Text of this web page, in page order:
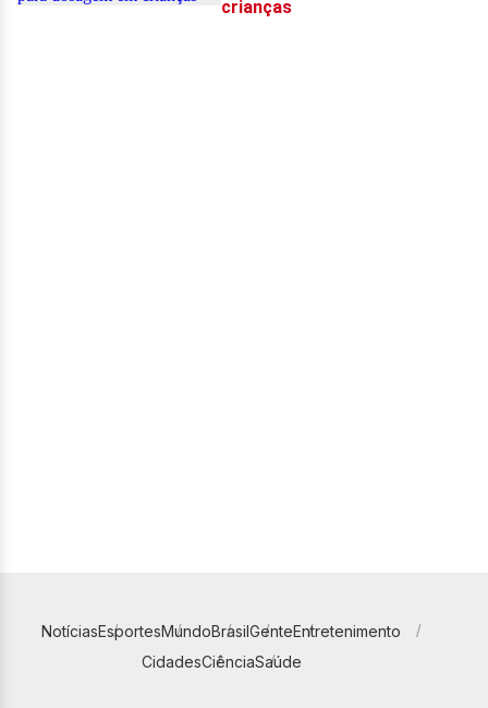
NotíciasEsportesMundoBrasilGenteEntretenimento
CidadesCiênciaSaúde